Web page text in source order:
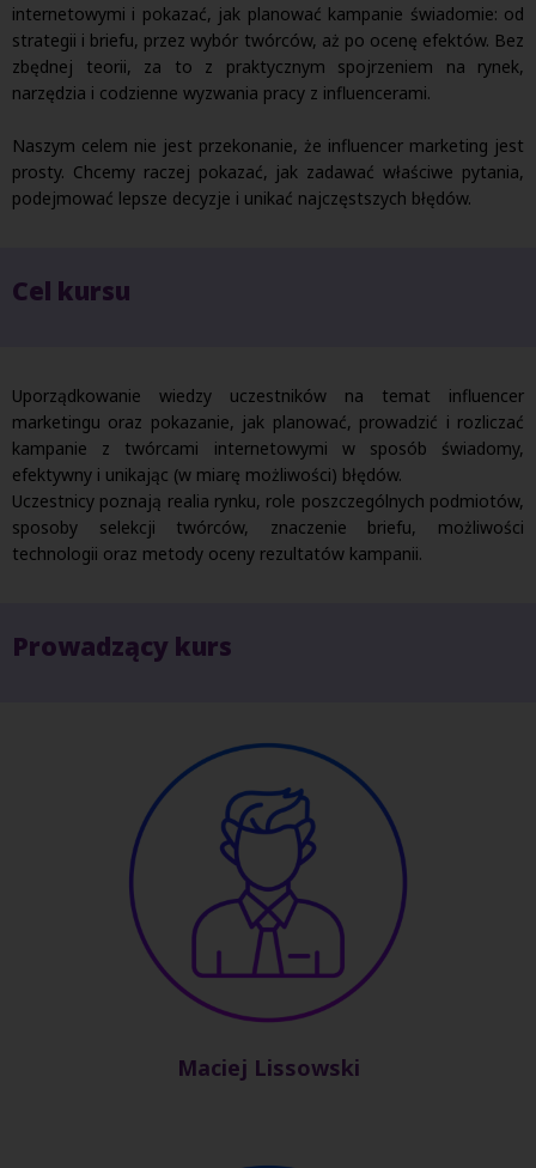
internetowymi i pokazać, jak planować kampanie świadomie: od
strategii i briefu, przez wybór twórców, aż po ocenę efektów. Bez
zbędnej teorii, za to z praktycznym spojrzeniem na rynek,
narzędzia i codzienne wyzwania pracy z influencerami.
Naszym celem nie jest przekonanie, że influencer marketing jest
prosty. Chcemy raczej pokazać, jak zadawać właściwe pytania,
podejmować lepsze decyzje i unikać najczęstszych błędów.
Cel kursu
Uporządkowanie wiedzy uczestników na temat influencer
marketingu oraz pokazanie, jak planować, prowadzić i rozliczać
kampanie z twórcami internetowymi w sposób świadomy,
efektywny i unikając (w miarę możliwości) błędów.
Uczestnicy poznają realia rynku, role poszczególnych podmiotów,
sposoby selekcji twórców, znaczenie briefu, możliwości
technologii oraz metody oceny rezultatów kampanii.
Prowadzący kurs
Maciej Lissowski